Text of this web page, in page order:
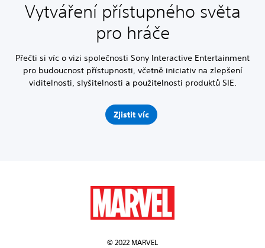
Vytváření přístupného světa
pro hráče
Přečti si víc o vizi společnosti Sony Interactive Entertainment
pro budoucnost přístupnosti, včetně iniciativ na zlepšení
viditelnosti, slyšitelnosti a použitelnosti produktů SIE.
Zjistit víc
© 2022 MARVEL